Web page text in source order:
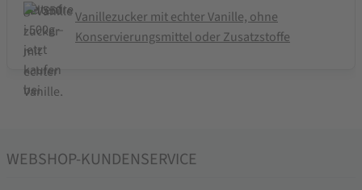
Vanillezucker mit echter Vanille, ohne
Konservierungsmittel oder Zusatzstoffe
WEBSHOP-KUNDENSERVICE